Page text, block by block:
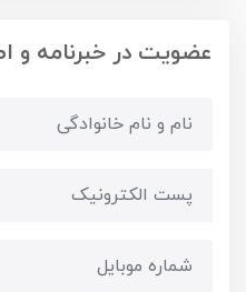
عضویت در خبرنامه و